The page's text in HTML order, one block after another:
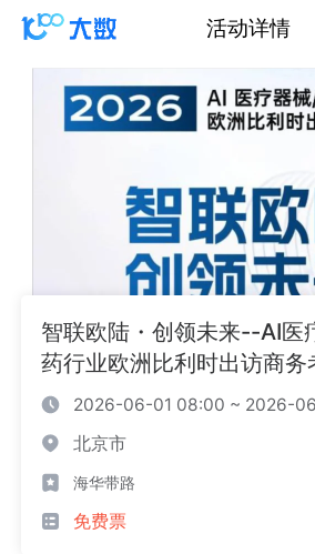
活动详情
智联欧陆・创领未来--AI医
药行业欧洲比利时出访商务
2026-06-01 08:00 ~ 2026-
北京市
海华带路
免费票